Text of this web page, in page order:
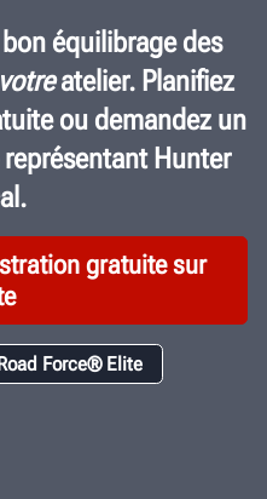
équilibrage des
votreatelier. Planifiez
ou demandez un
Hunter
gratuite sur
Force® Elite